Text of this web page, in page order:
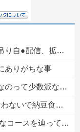
って終わるｗｗｗｗｗｗｗ
ありがちな事
て少数派なのか？
違いないことが判明した他
の上に長々と居座り続けるルートで……